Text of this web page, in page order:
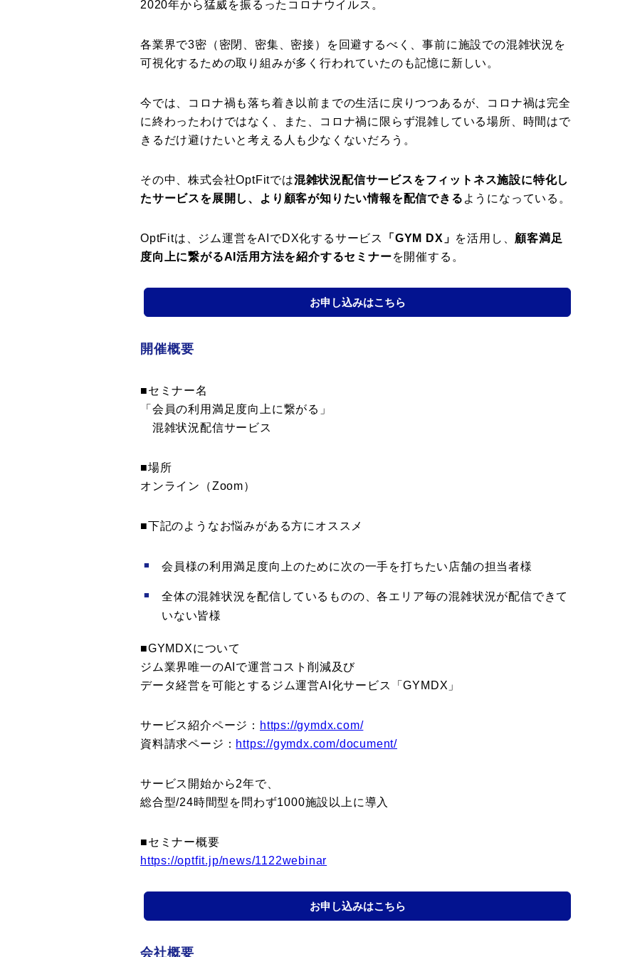
2020年から猛威を振るったコロナウイルス。
各業界で3密（密閉、密集、密接）を回避するべく、事前に施設での混雑状況を
可視化するための取り組みが多く行われていたのも記憶に新しい。
今では、コロナ禍も落ち着き以前までの生活に戻りつつあるが、コロナ禍は完全
に終わったわけではなく、また、コロナ禍に限らず混雑している場所、時間はで
きるだけ避けたいと考える人も少なくないだろう。
その中、株式会社OptFitでは混雑状況配信サービスをフィットネス施設に特化し
たサービスを展開し、より顧客が知りたい情報を配信できる ようになっている。
OptFitは、ジム運営をAIでDX化するサービス 「GYM DX」 を活用し、 顧客満足
度向上に繋がるAI活用方法を紹介するセミナーを開催する。
お申し込みはこちら
開催概要
■セミナー名
「会員の利用満足度向上に繋がる」
混雑状況配信サービス
■場所
オンライン（Zoom）
■下記のようなお悩みがある方にオススメ
会員様の利用満足度向上のために次の一手を打ちたい店舗の担当者様
全体の混雑状況を配信しているものの、各エリア毎の混雑状況が配信できて
いない皆様
■GYMDXについて
ジム業界唯一のAIで運営コスト削減及び
データ経営を可能とするジム運営AI化サービス「GYMDX」
サービス紹介ページ： https://gymdx.com/
資料請求ページ： https://gymdx.com/document/
サービス開始から2年で、
総合型/24時間型を問わず1000施設以上に導入
■セミナー概要
https://optfit.jp/news/1122webinar
お申し込みはこちら
会社概要